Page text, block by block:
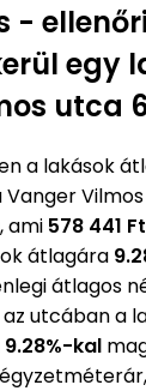
-
egy
utca
a lakások
ami 578 441
átlagára
átlagos
az utcában a
9.28%-kal